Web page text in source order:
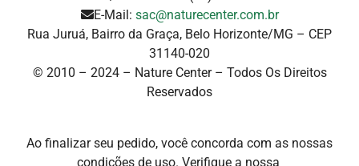
E-Mail: sac@naturecenter.com.br
Rua Juruá, Bairro da Graça, Belo Horizonte/MG – CEP
31140-020
© 2010 – 2024 – Nature Center – Todos Os Direitos
Reservados
Ao finalizar seu pedido, você concorda com as nossas
condições de uso. Verifique a nossa